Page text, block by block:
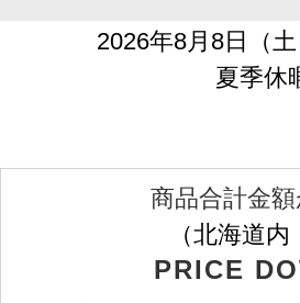
2026年8月8日（
夏季休
商品合計金
（北海道
PRICE